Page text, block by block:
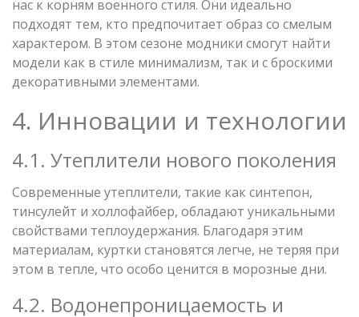
нас к корням военного стиля. Они идеально
подходят тем, кто предпочитает образ со смелым
характером. В этом сезоне модники смогут найти
модели как в стиле минимализм, так и с броскими
декоративными элементами.
4. Инновации и технологии
4.1. Утеплители нового поколения
Современные утеплители, такие как синтепон,
тинсулейт и холлофайбер, обладают уникальными
свойствами теплоудержания. Благодаря этим
материалам, куртки становятся легче, не теряя при
этом в тепле, что особо ценится в морозные дни.
4.2. Водонепроницаемость и